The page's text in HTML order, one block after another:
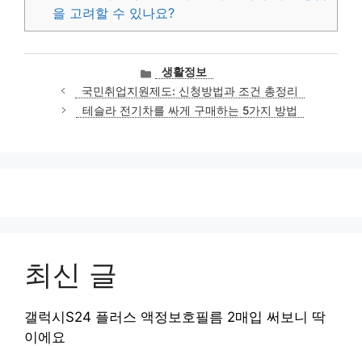
을 고려할 수 있나요?
카
테
고
리
생활정보
국민취업지원제도: 신청방법과 조건 총정리
테슬라 전기차를 싸게 구매하는 5가지 방법
최신 글
갤럭시S24 플러스 액정보호필름 2매입 써보니 딱
이에요